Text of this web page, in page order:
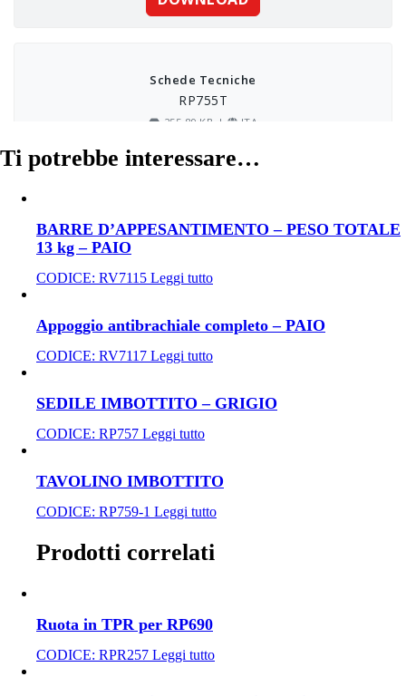
Ti potrebbe interessare…
BARRE D’APPESANTIMENTO – PESO TOTALE
13 kg – PAIO
CODICE: RV7115 Leggi tutto
Appoggio antibrachiale completo – PAIO
CODICE: RV7117 Leggi tutto
SEDILE IMBOTTITO – GRIGIO
CODICE: RP757 Leggi tutto
TAVOLINO IMBOTTITO
CODICE: RP759-1 Leggi tutto
Prodotti correlati
Ruota in TPR per RP690
CODICE: RPR257 Leggi tutto